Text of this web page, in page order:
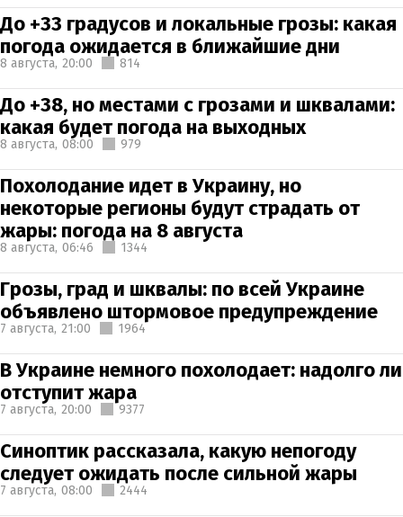
До +33 градусов и локальные грозы: какая
погода ожидается в ближайшие дни
8 августа, 20:00 814
До +38, но местами с грозами и шквалами:
какая будет погода на выходных
8 августа, 08:00 979
Похолодание идет в Украину, но
некоторые регионы будут страдать от
жары: погода на 8 августа
8 августа, 06:46 1344
Грозы, град и шквалы: по всей Украине
объявлено штормовое предупреждение
7 августа, 21:00 1964
В Украине немного похолодает: надолго ли
отступит жара
7 августа, 20:00 9377
Синоптик рассказала, какую непогоду
следует ожидать после сильной жары
7 августа, 08:00 2444